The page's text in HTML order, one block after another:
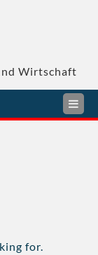
Wirtschaft
for.